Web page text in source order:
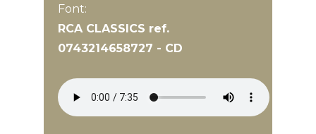
Font:
RCA CLASSICS ref.
0743214658727 - CD